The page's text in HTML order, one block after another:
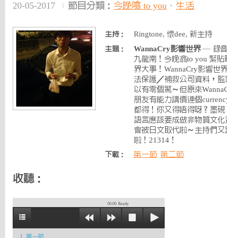
20-05-2017 節目分類： 今晚噏 to you 、 生活
主持： Ringtone, 懷dee, 新主持
主題： WannaCry影響世界— 錄音
九龍南！今晚翕to you 緊
界大事！WannaCry影響世
法保護／補救公司資料，
以有零個驚～但原來
朋友有能力講價連個
都得！你又得唔得呀？墨
語言應該要成做非物質文
會被日文取代啦～主持們
啦！21314！
下載： 第一節 第二節
收聽：
00:00 Ready
1. 第一節